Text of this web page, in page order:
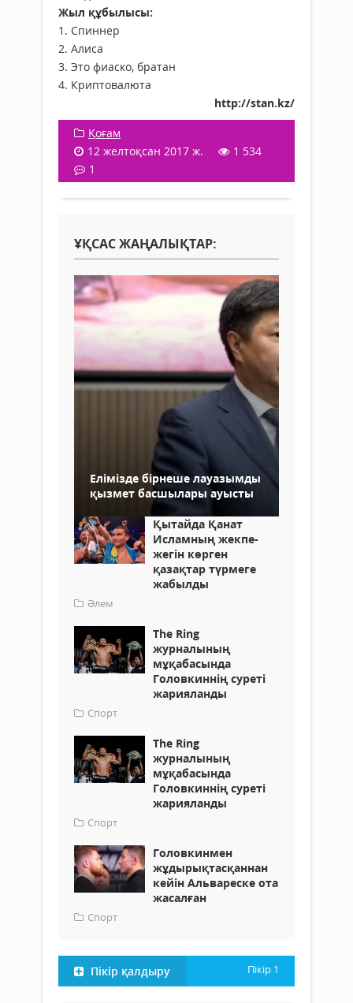
Жыл құбылысы:
1. Спиннер
2. Алиса
3. Это фиаско, братан
4. Криптовалюта
http://stan.kz/
Қоғам
12 желтоқсан 2017 ж.
1 534
1
ҰҚСАС ЖАҢАЛЫҚТАР:
Елімізде бірнеше лауазымды
қызмет басшылары ауысты
Қытайда Қанат
Исламның жекпе-
жегін көрген
қазақтар түрмеге
жабылды
Әлем
The Ring
журналының
мұқабасында
Головкиннің суреті
жарияланды
Спорт
The Ring
журналының
мұқабасында
Головкиннің суреті
жарияланды
Спорт
Головкинмен
жұдырықтасқаннан
кейін Альвареске ота
жасалған
Спорт
Пікір қалдыру Пікір 1